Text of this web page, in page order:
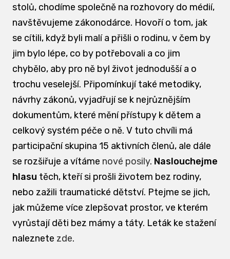
stolů, chodíme společně na rozhovory do médií,
navštěvujeme zákonodárce. Hovoří o tom, jak
se cítili, když byli malí a přišli o rodinu, v čem by
jim bylo lépe, co by potřebovali a co jim
chybělo, aby pro ně byl život jednodušší a o
trochu veselejší. Připomínkují také metodiky,
návrhy zákonů, vyjadřují se k nejrůznějším
dokumentům, které mění přístupy k dětem a
celkový systém péče o ně. V tuto chvíli má
participační skupina 15 aktivních členů, ale dále
se rozšiřuje a vítáme nové posily. Naslouchejme
hlasu těch, kteří si prošli životem bez rodiny,
nebo zažili traumatické dětství. Ptejme se jich,
jak můžeme více zlepšovat prostor, ve kterém
vyrůstají děti bez mámy a táty. Leták ke stažení
naleznete zde.